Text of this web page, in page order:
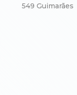
549 Guimarães